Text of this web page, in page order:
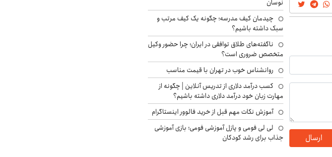
ارسال
نوسان
چیدمان کیف مدرسه؛ چگونه یک کیف مرتب و
سبک داشته باشیم؟
ناگفته‌های طلاق توافقی در ایران؛ چرا حضور وکیل
متخصص ضروری است؟
روانشناس خوب در تهران با قیمت مناسب
کسب درآمد دلاری از تدریس آنلاین | چگونه از
مهارت زبان خود درآمد دلاری داشته باشیم؟
آموزش نکات مهم قبل از خرید فالوور اینستاگرام
لی لی فومی و پازل آموزشی فومی؛ بازی آموزشی
جذاب برای رشد کودکان